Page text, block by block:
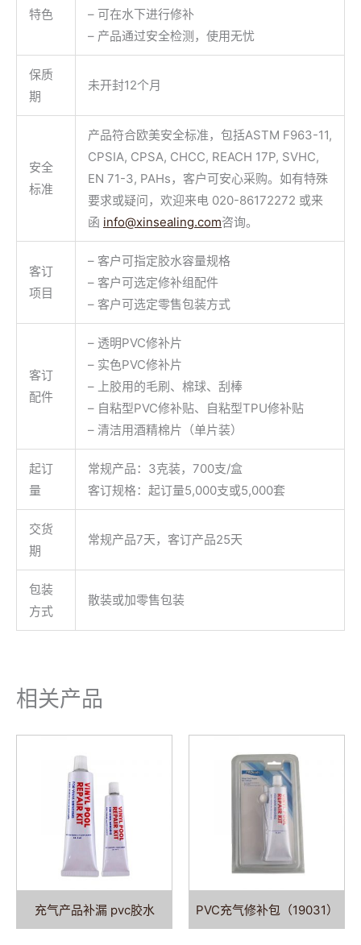
特色
– 可在水下进行修补
– 产品通过安全检测，使用无忧
保质
期
未开封12个月
安全
标准
产品符合欧美安全标准，包括ASTM F963-11,
CPSIA, CPSA, CHCC, REACH 17P, SVHC,
EN 71-3, PAHs，客户可安心采购。如有特殊
要求或疑问，欢迎来电 020-86172272 或来
函 info@xinsealing.com咨询。
客订
项目
– 客户可指定胶水容量规格
– 客户可选定修补组配件
– 客户可选定零售包装方式
客订
配件
– 透明PVC修补片
– 实色PVC修补片
– 上胶用的毛刷、棉球、刮棒
– 自粘型PVC修补贴、自粘型TPU修补贴
– 清洁用酒精棉片（单片装）
起订
量
常规产品：3克装，700支/盒
客订规格：起订量5,000支或5,000套
交货
期
常规产品7天，客订产品25天
包装
方式
散装或加零售包装
相关产品
充气产品补漏 pvc胶水 PVC充气修补包（19031）